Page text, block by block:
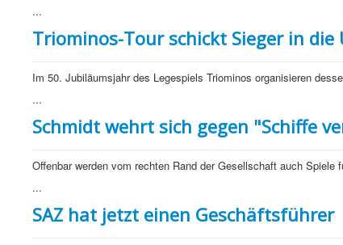
...
Triominos-Tour schickt Sieger in die
Im 50. Jubiläumsjahr des Legespiels Triominos organisieren
...
Schmidt wehrt sich gegen "Schiffe
Offenbar werden vom rechten Rand der Gesellschaft auch Spiele
...
SAZ hat jetzt einen Geschäftsführer